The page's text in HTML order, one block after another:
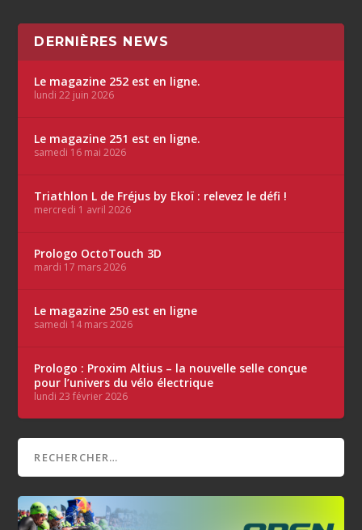
DERNIÈRES NEWS
Le magazine 252 est en ligne.
lundi 22 juin 2026
Le magazine 251 est en ligne.
samedi 16 mai 2026
Triathlon L de Fréjus by Ekoï : relevez le défi !
mercredi 1 avril 2026
Prologo OctoTouch 3D
mardi 17 mars 2026
Le magazine 250 est en ligne
samedi 14 mars 2026
Prologo : Proxim Altius – la nouvelle selle conçue
pour l’univers du vélo électrique
lundi 23 février 2026